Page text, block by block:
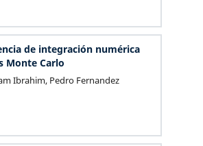
de integración numérica
Monte Carlo
Ibrahim, Pedro Fernandez